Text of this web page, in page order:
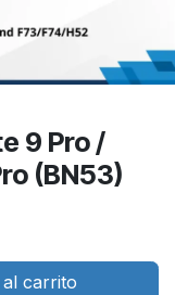
9 Pro /
(BN53)
carrito